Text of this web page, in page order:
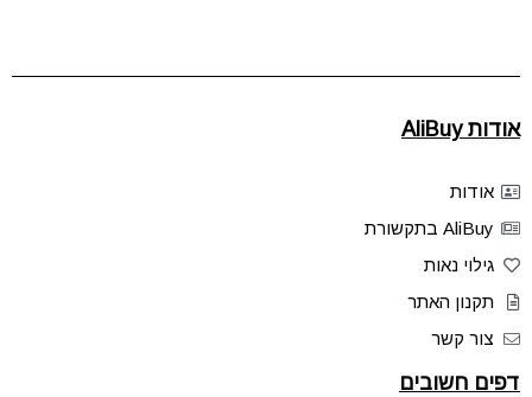
אודות AliBuy
אודות
AliBuy בתקשורת
גילוי נאות
תקנון האתר
צור קשר
דפים חשובים